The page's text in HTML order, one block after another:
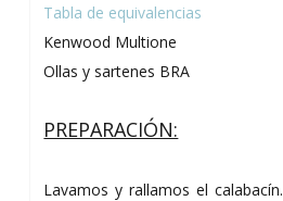
Tabla de equivalencias
Kenwood Multione
Ollas y sartenes BRA
PREPARACIÓN:
Lavamos y rallamos el